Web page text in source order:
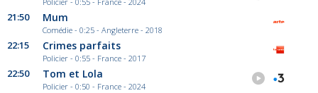
21:50 Mum
Comédie - 0:25 - Angleterre - 2018
22:15 Crimes parfaits
Policier - 0:55 - France - 2017
22:50 Tom et Lola
Policier - 0:50 - France - 2024